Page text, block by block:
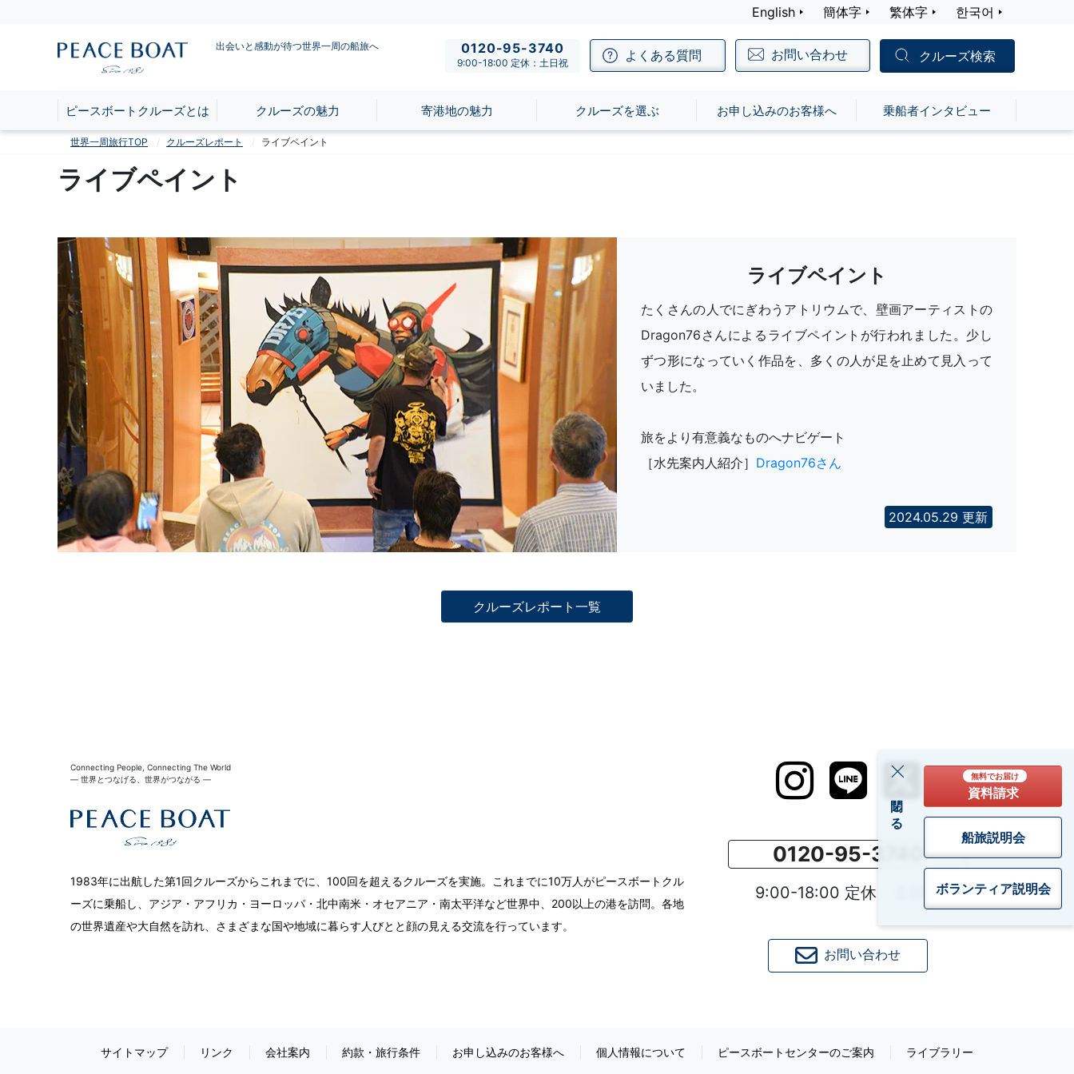
English 簡体字 繁体字 한국어
出会いと感動が待つ世界一周の船旅へ 0120-95-3740
9:00-18:00 定休：土日祝 よくある質問 お問い合わせ クルーズ検索
ピースボートクルーズとは クルーズの魅力 寄港地の魅力 クルーズを選ぶ お申し込みのお客様へ 乗船者インタビュー
閉じる
無料でお届け
資料請求
船旅説明会
ボランティア説明会
世界一周旅行TOP クルーズレポート ライブペイント
ライブペイント
ライブペイント
たくさんの人でにぎわうアトリウムで、壁画アーティストの
Dragon76さんによるライブペイントが行われました。少し
ずつ形になっていく作品を、多くの人が足を止めて見入って
いました。
旅をより有意義なものへナビゲート
［水先案内人紹介］ Dragon76さん
2024.05.29 更新
クルーズレポート一覧
0120-95-3740
9:00-18:00 定休：土日祝
お問い合わせ
Connecting People, Connecting The World
― 世界とつなげる、世界がつながる ―
1983年に出航した第1回クルーズからこれまでに、100回を超えるクルーズを実施。これまでに10万人がピースボートクル
ーズに乗船し、アジア・アフリカ・ヨーロッパ・北中南米・オセアニア・南太平洋など世界中、200以上の港を訪問。各地
の世界遺産や大自然を訪れ、さまざまな国や地域に暮らす人びとと顔の見える交流を行っています。
サイトマップ リンク 会社案内 約款・旅行条件 お申し込みのお客様へ 個人情報について ピースボートセンターのご案内 ライブラリー